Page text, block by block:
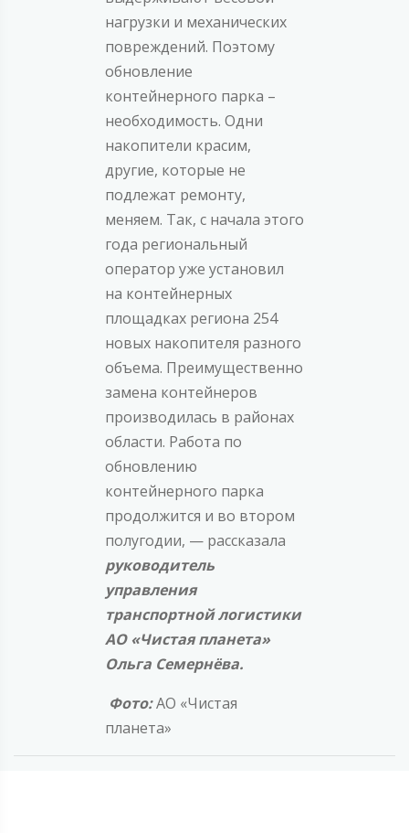
нагрузки и механических
повреждений. Поэтому
обновление
контейнерного парка –
необходимость. Одни
накопители красим,
другие, которые не
подлежат ремонту,
меняем. Так, с начала этого
года региональный
оператор уже установил
на контейнерных
площадках региона 254
новых накопителя разного
объема. Преимущественно
замена контейнеров
производилась в районах
области. Работа по
обновлению
контейнерного парка
продолжится и во втором
полугодии, — рассказала
руководитель
управления
транспортной логистики
АО «Чистая планета»
Ольга Семернёва.
Фото:АО «Чистая
планета»